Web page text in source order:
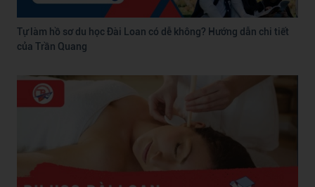
Tự làm hồ sơ du học Đài Loan có dễ không? Hướng dẫn chi tiết
của Trần Quang